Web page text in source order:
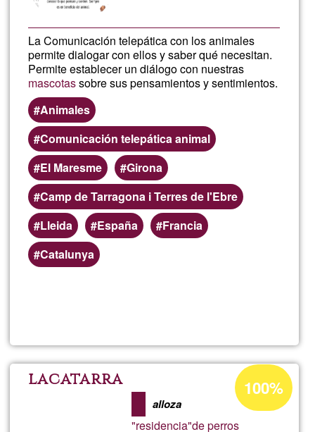
La Comunicación telepática con los animales
permite dialogar con ellos y saber qué necesitan.
Permite establecer un diálogo con nuestras
mascotassobre sus pensamientos y sentimientos.
Animales
Comunicación telepática animal
El Maresme
Girona
Camp de Tarragona i Terres de l'Ebre
Lleida
España
Francia
Catalunya
con
lacatarra
alloza
"residencia"de perros
Porcentaje
de
aceptación
100%